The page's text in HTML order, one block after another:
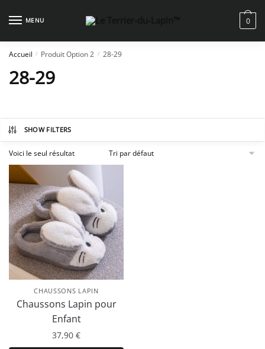
MENU 0
Accueil / Produit Option 2 / 28-29
28-29
SHOW FILTERS
Voici le seul résultat
CHAUSSONS LAPIN
Chaussons Lapin pour
Enfant
37,90 €